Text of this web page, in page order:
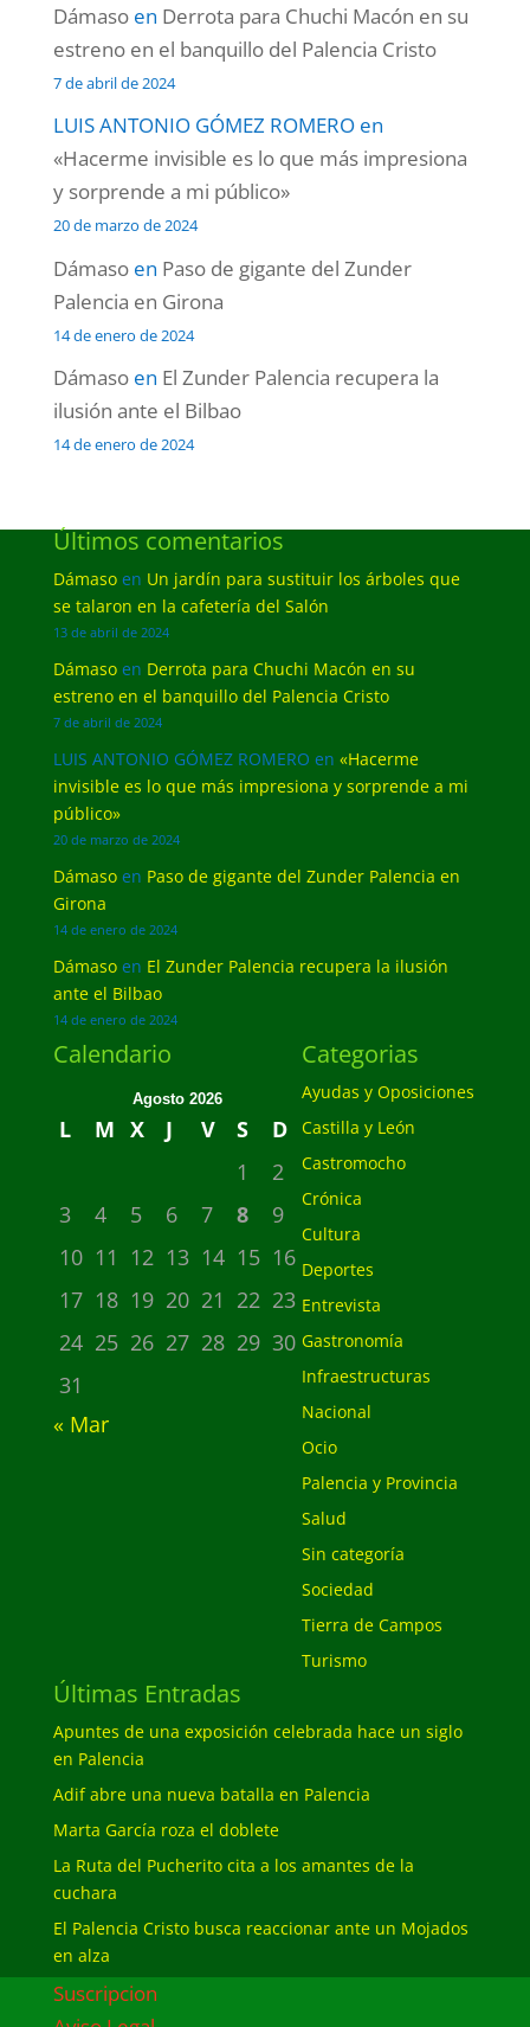
Dámasoen Derrota para Chuchi Macón en su
estreno en el banquillo del Palencia Cristo
7 de abril de 2024
LUIS ANTONIO GÓMEZ ROMEROen
«Hacerme invisible es lo que más impresiona
y sorprende a mi público»
20 de marzo de 2024
Dámasoen Paso de gigante del Zunder
Palencia en Girona
14 de enero de 2024
Dámasoen El Zunder Palencia recupera la
ilusión ante el Bilbao
14 de enero de 2024
Últimos comentarios
Dámasoen Un jardín para sustituir los árboles que
se talaron en la cafetería del Salón
13 de abril de 2024
Dámasoen Derrota para Chuchi Macón en su
estreno en el banquillo del Palencia Cristo
7 de abril de 2024
LUIS ANTONIO GÓMEZ ROMERO en «Hacerme
invisible es lo que más impresiona y sorprende a mi
público»
20 de marzo de 2024
Dámasoen Paso de gigante del Zunder Palencia en
Girona
14 de enero de 2024
Dámasoen El Zunder Palencia recupera la ilusión
ante el Bilbao
14 de enero de 2024
Calendario
Agosto 2026
L M X J V S
D
1
2
3
4 5 6 7 8
9
10 11 12 13 14 15 16
17 18 19 20 21 22 23
24 25 26 27 28 29 30
31
« Mar
Categorias
Ayudas y Oposiciones
Castilla y León
Castromocho
Crónica
Cultura
Deportes
Entrevista
Gastronomía
Infraestructuras
Nacional
Ocio
Palencia y Provincia
Salud
Sin categoría
Sociedad
Tierra de Campos
Turismo
Últimas Entradas
Apuntes de una exposición celebrada hace un siglo
en Palencia
Adif abre una nueva batalla en Palencia
Marta García roza el doblete
La Ruta del Pucherito cita a los amantes de la
cuchara
El Palencia Cristo busca reaccionar ante un Mojados
en alza
Suscripcion